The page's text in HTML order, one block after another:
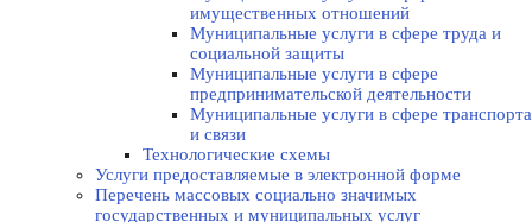
имущественных отношений
Муниципальные услуги в сфере труда и
социальной защиты
Муниципальные услуги в сфере
предпринимательской деятельности
Муниципальные услуги в сфере транспорта
и связи
Технологические схемы
Услуги предоставляемые в электронной форме
Перечень массовых социально значимых
государственных и муниципальных услуг